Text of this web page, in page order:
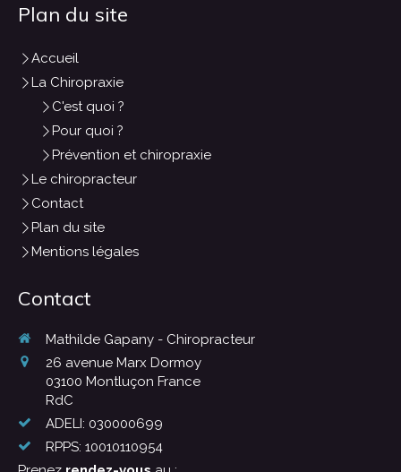
Plan du site
Accueil
La Chiropraxie
C'est quoi ?
Pour quoi ?
Prévention et chiropraxie
Le chiropracteur
Contact
Plan du site
Mentions légales
Contact
Mathilde Gapany - Chiropracteur
26 avenue Marx Dormoy
03100 Montluçon France
RdC
ADELI: 030000699
RPPS: 10010110954